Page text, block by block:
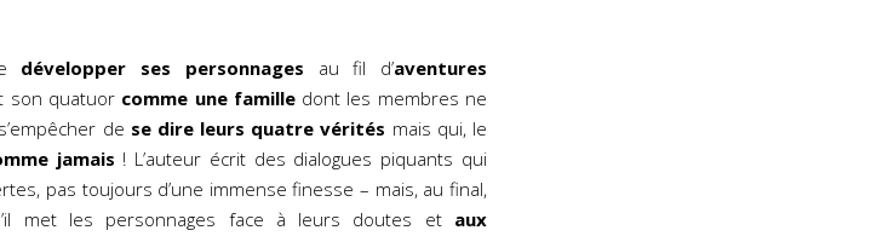
développer ses personnages au fil d’aventures
son quatuor comme une familledont les membres ne
de se dire leurs quatre vérités mais qui, le
jamais ! L’auteur écrit des dialogues piquants qui
pas toujours d’une immense finesse – mais, au final,
met les personnages face à leurs doutes et aux